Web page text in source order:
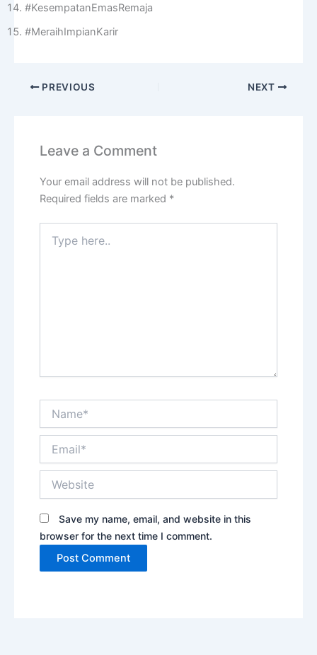
#KesempatanEmasRemaja
#MeraihImpianKarir
PREVIOUS NEXT
Leave a Comment
Your email address will not be published.
Required fields are marked *
here..
Save my name, email, and website in this
browser for the next time I comment.